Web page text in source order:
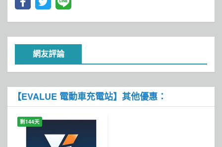
網友評論
【EVALUE 電動車充電站】其他優惠：
剩144天